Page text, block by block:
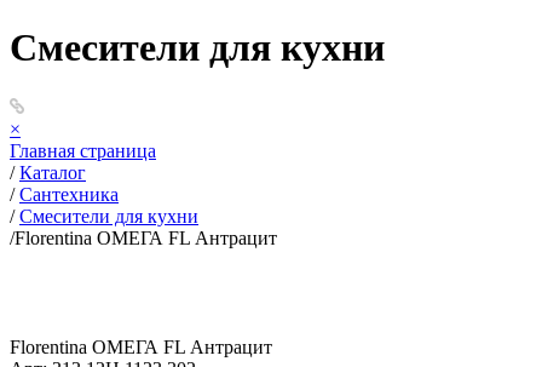
Смесители для кухни
×
Главная страница
/ Каталог
/ Сантехника
/ Смесители для кухни
/Florentina ОМЕГА FL Антрацит
Florentina ОМЕГА FL Антрацит